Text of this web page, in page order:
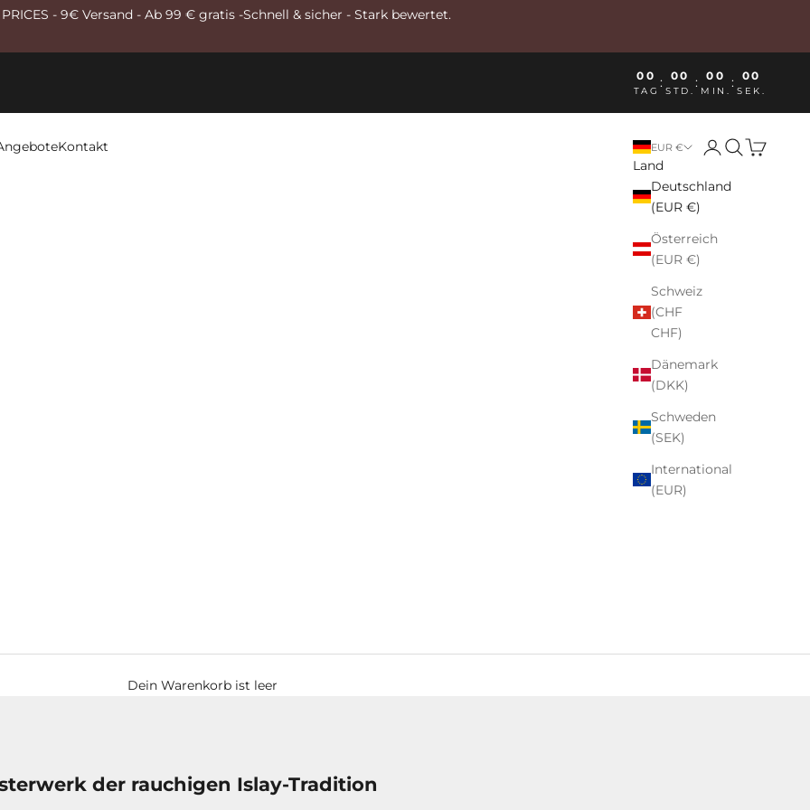
PRICES - 9€ Versand - Ab 99 € gratis -Schnell & sicher - Stark bewertet.
00
TAG
: 00
STD.
: 00
MIN.
: 00
SEK.
Kontakt EUR €
Land
Deutschland
(EUR €)
Österreich
(EUR €)
Schweiz
(CHF
CHF)
Dänemark
(DKK)
Schweden
(SEK)
International
(EUR)
Anmelden
Suchen
Dein Warenkorb ist leer
der rauchigen Islay-Tradition